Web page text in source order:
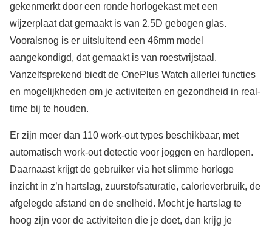
gekenmerkt door een ronde horlogekast met een
wijzerplaat dat gemaakt is van 2.5D gebogen glas.
Vooralsnog is er uitsluitend een 46mm model
aangekondigd, dat gemaakt is van roestvrijstaal.
Vanzelfsprekend biedt de OnePlus Watch allerlei functies
en mogelijkheden om je activiteiten en gezondheid in real-
time bij te houden.
Er zijn meer dan 110 work-out types beschikbaar, met
automatisch work-out detectie voor joggen en hardlopen.
Daarnaast krijgt de gebruiker via het slimme horloge
inzicht in z’n hartslag, zuurstofsaturatie, calorieverbruik, de
afgelegde afstand en de snelheid. Mocht je hartslag te
hoog zijn voor de activiteiten die je doet, dan krijg je